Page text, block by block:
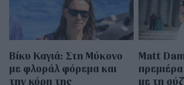
Βίκυ Καγιά: Στη Μύκονο
με φλοράλ φόρεμα και
την κόρη της
Matt
με τη